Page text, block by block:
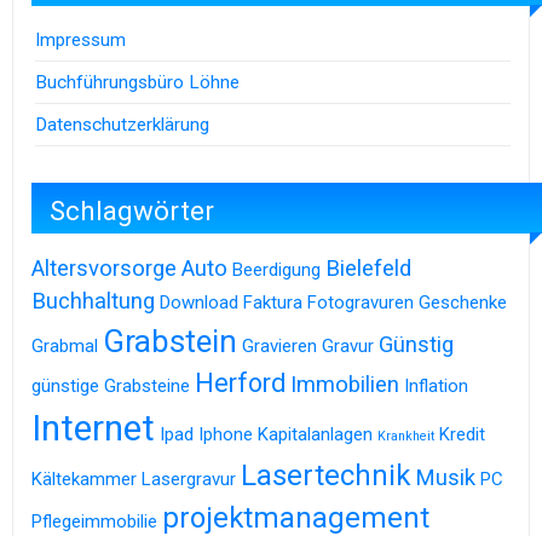
Impressum
Buchführungsbüro Löhne
Datenschutzerklärung
Schlagwörter
Altersvorsorge Auto Beerdigung Bielefeld
Buchhaltung Download Faktura Fotogravuren Geschenke
Grabmal Grabstein Gravieren Gravur Günstig
günstige Grabsteine Herford Immobilien Inflation
Internet Ipad Iphone Kapitalanlagen Krankheit Kredit
Kältekammer Lasergravur Lasertechnik Musik PC
Pflegeimmobilie projektmanagement